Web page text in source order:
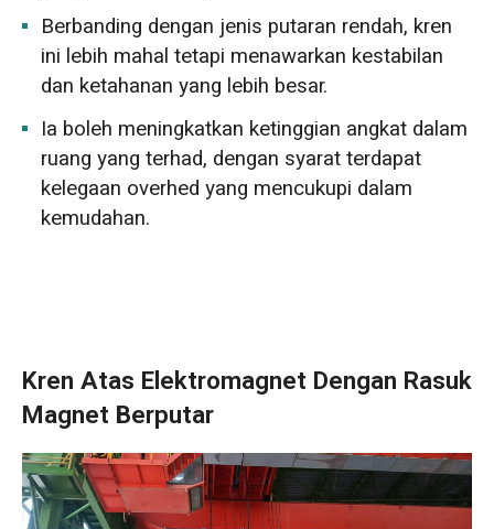
Berbanding dengan jenis putaran rendah, kren
ini lebih mahal tetapi menawarkan kestabilan
dan ketahanan yang lebih besar.
Ia boleh meningkatkan ketinggian angkat dalam
ruang yang terhad, dengan syarat terdapat
kelegaan overhed yang mencukupi dalam
kemudahan.
Kren Atas Elektromagnet Dengan Rasuk
Magnet Berputar